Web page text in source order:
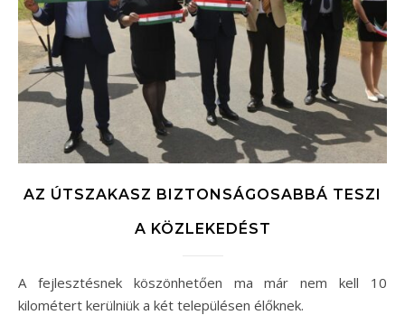
AZ ÚTSZAKASZ BIZTONSÁGOSABBÁ TESZI
A KÖZLEKEDÉST
A fejlesztésnek köszönhetően ma már nem kell 10
kilométert kerülniük a két településen élőknek.